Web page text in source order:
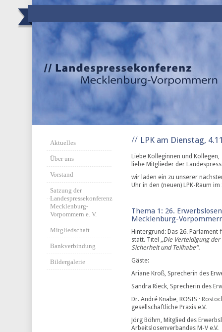
Aktuelles
Über uns
Vorstand
Satzung der
Landespressekonferenz
Mecklenburg-
Vorpommern e. V.
Mitgliedschaft
Bankverbindung
Bildergalerie
LPK am Dienstag,
Liebe Kolleginnen und Kollegen,
liebe Mitglieder der
wir laden ein zu unserer
Uhr in den (neuen) LPK-Raum
Thema 1: 26.
Mecklenburg-
Hintergrund: Das 26. Parlament
statt. Titel „Die Verteidigung
Sicherheit und Teilhabe“.
Gäste:
Ariane Kroß, Sprecherin des
Sandra Rieck, Sprecherin des
Dr. André Knabe, ROSIS ·
gesellschaftliche Praxis e.V.
Jörg Böhm, Mitglied des
Arbeitslosenverbandes M-V e.V.